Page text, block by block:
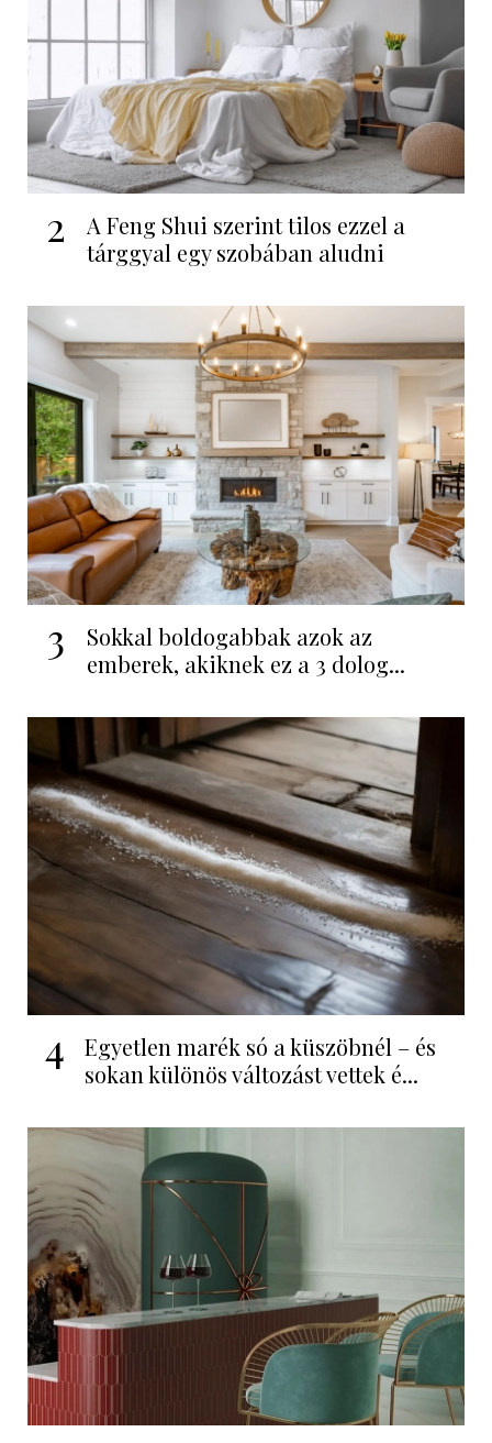
2
A Feng Shui szerint tilos ezzel a
tárggyal egy szobában aludni
3
Sokkal boldogabbak azok az
emberek, akiknek ez a 3 dolog...
4
Egyetlen marék só a küszöbnél – és
sokan különös változást vettek é...